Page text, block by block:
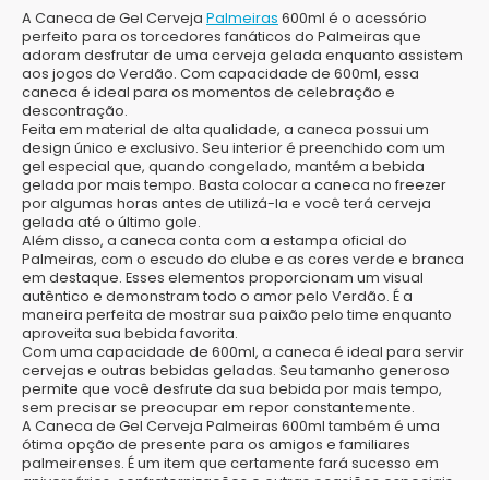
A Caneca de Gel Cerveja Palmeiras 600ml é o acessório
perfeito para os torcedores fanáticos do Palmeiras que
adoram desfrutar de uma cerveja gelada enquanto assistem
aos jogos do Verdão. Com capacidade de 600ml, essa
caneca é ideal para os momentos de celebração e
descontração.
Feita em material de alta qualidade, a caneca possui um
design único e exclusivo. Seu interior é preenchido com um
gel especial que, quando congelado, mantém a bebida
gelada por mais tempo. Basta colocar a caneca no freezer
por algumas horas antes de utilizá-la e você terá cerveja
gelada até o último gole.
Além disso, a caneca conta com a estampa oficial do
Palmeiras, com o escudo do clube e as cores verde e branca
em destaque. Esses elementos proporcionam um visual
autêntico e demonstram todo o amor pelo Verdão. É a
maneira perfeita de mostrar sua paixão pelo time enquanto
aproveita sua bebida favorita.
Com uma capacidade de 600ml, a caneca é ideal para servir
cervejas e outras bebidas geladas. Seu tamanho generoso
permite que você desfrute da sua bebida por mais tempo,
sem precisar se preocupar em repor constantemente.
A Caneca de Gel Cerveja Palmeiras 600ml também é uma
ótima opção de presente para os amigos e familiares
palmeirenses. É um item que certamente fará sucesso em